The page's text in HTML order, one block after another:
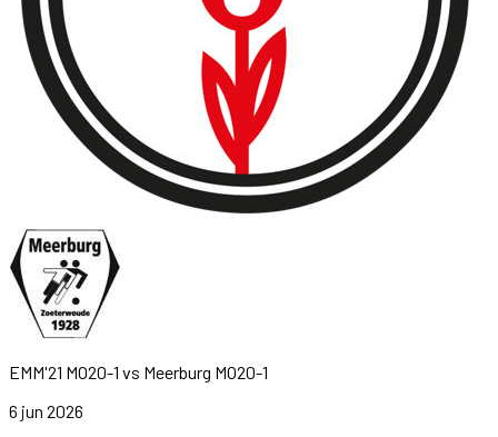
EMM'21 MO20-1 vs Meerburg MO20-1
6 jun 2026